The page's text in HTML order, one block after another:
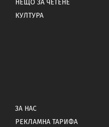
НЕЩО ЗА ЧЕТЕНЕ
КУЛТУРА
ЗА НАС
РЕКЛАМНА ТАРИФА